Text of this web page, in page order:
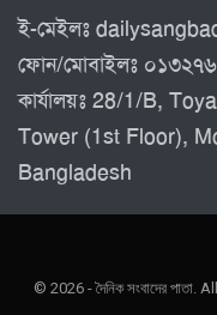
ই-মেইলঃ
ফোন/মোবাইলঃ
কার্যালয়ঃ 28/1/B,
Tower (1st Floor),
Bangladesh
© 2026 - দৈনিক সংবাদের